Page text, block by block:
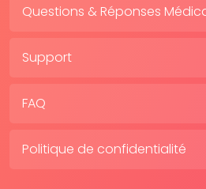
Questions & Réponses
Support
FAQ
Politique de confidentialité